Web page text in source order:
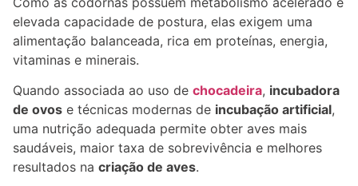
elevada capacidade de postura, elas exigem uma
alimentação balanceada, rica em proteínas, energia,
vitaminas e minerais.
Quando associada ao uso de chocadeira, incubadora
de ovos e técnicas modernas de incubação artificial,
uma nutrição adequada permite obter aves mais
saudáveis, maior taxa de sobrevivência e melhores
resultados na criação de aves.